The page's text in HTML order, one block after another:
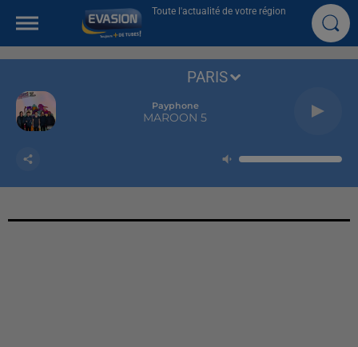
Toute l'actualité de votre région
Payphone
MAROON 5
PARIS